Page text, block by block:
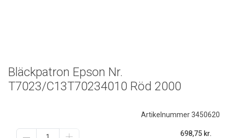
Artikelnummer 3450620
698,75 kr.
Bläckpatron Epson Nr.
T7023/C13T70234010 Röd 2000